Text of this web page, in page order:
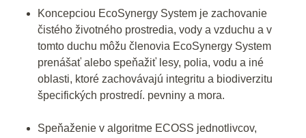
Koncepciou EcoSynergy System je zachovanie
čistého životného prostredia, vody a vzduchu a v
tomto duchu môžu členovia EcoSynergy System
prenášať alebo speňažiť lesy, polia, vodu a iné
oblasti, ktoré zachovávajú integritu a biodiverzitu
špecifických prostredí. pevniny a mora.
Speňaženie v algoritme ECOSS jednotlivcov,